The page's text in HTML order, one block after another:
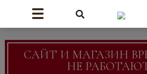
САЙТ И МАГАЗИН
НЕ